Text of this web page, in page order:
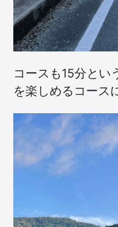
コースも15分とい
を楽しめるコース